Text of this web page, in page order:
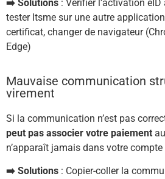
➡️ Solutions : Vérifier l’activation
tester Itsme sur une autre
certificat, changer de navigateur
Edge)
Mauvaise communication
virement
Si la communication n’est pas
peut pas associer votre paiement
n’apparaît jamais dans votre
➡️ Solutions : Copier-coller la